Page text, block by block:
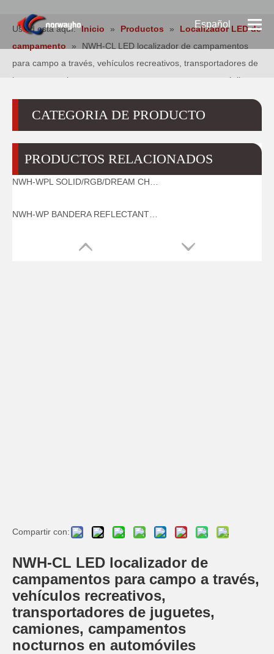
Español
Pусский
Usted está aquí: Inicio » Productos »
Localizador LED de
campamento
»
NWH-CL LED localizador de campamentos
para campo a través, vehículos recreativos, transportadores de
juguetes, camiones, campamentos nocturnos en automóviles
CATEGORIA DE PRODUCTO
PRODUCTOS RELACIONADOS
Compartir con:
NWH-CL LED localizador de
campamentos para campo a través,
vehículos recreativos,
transportadores de juguetes,
camiones, campamentos
nocturnos en automóviles